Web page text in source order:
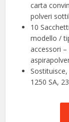
carta
polveri
10
modello /
accessori
1250 SA,